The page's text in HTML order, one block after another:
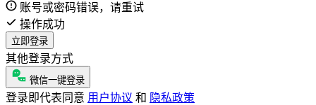
账号或密码错误，请重试
操作成功
立即登录
其他登录方式
微信一键登录
登录即代表同意 用户协议 和 隐私政策